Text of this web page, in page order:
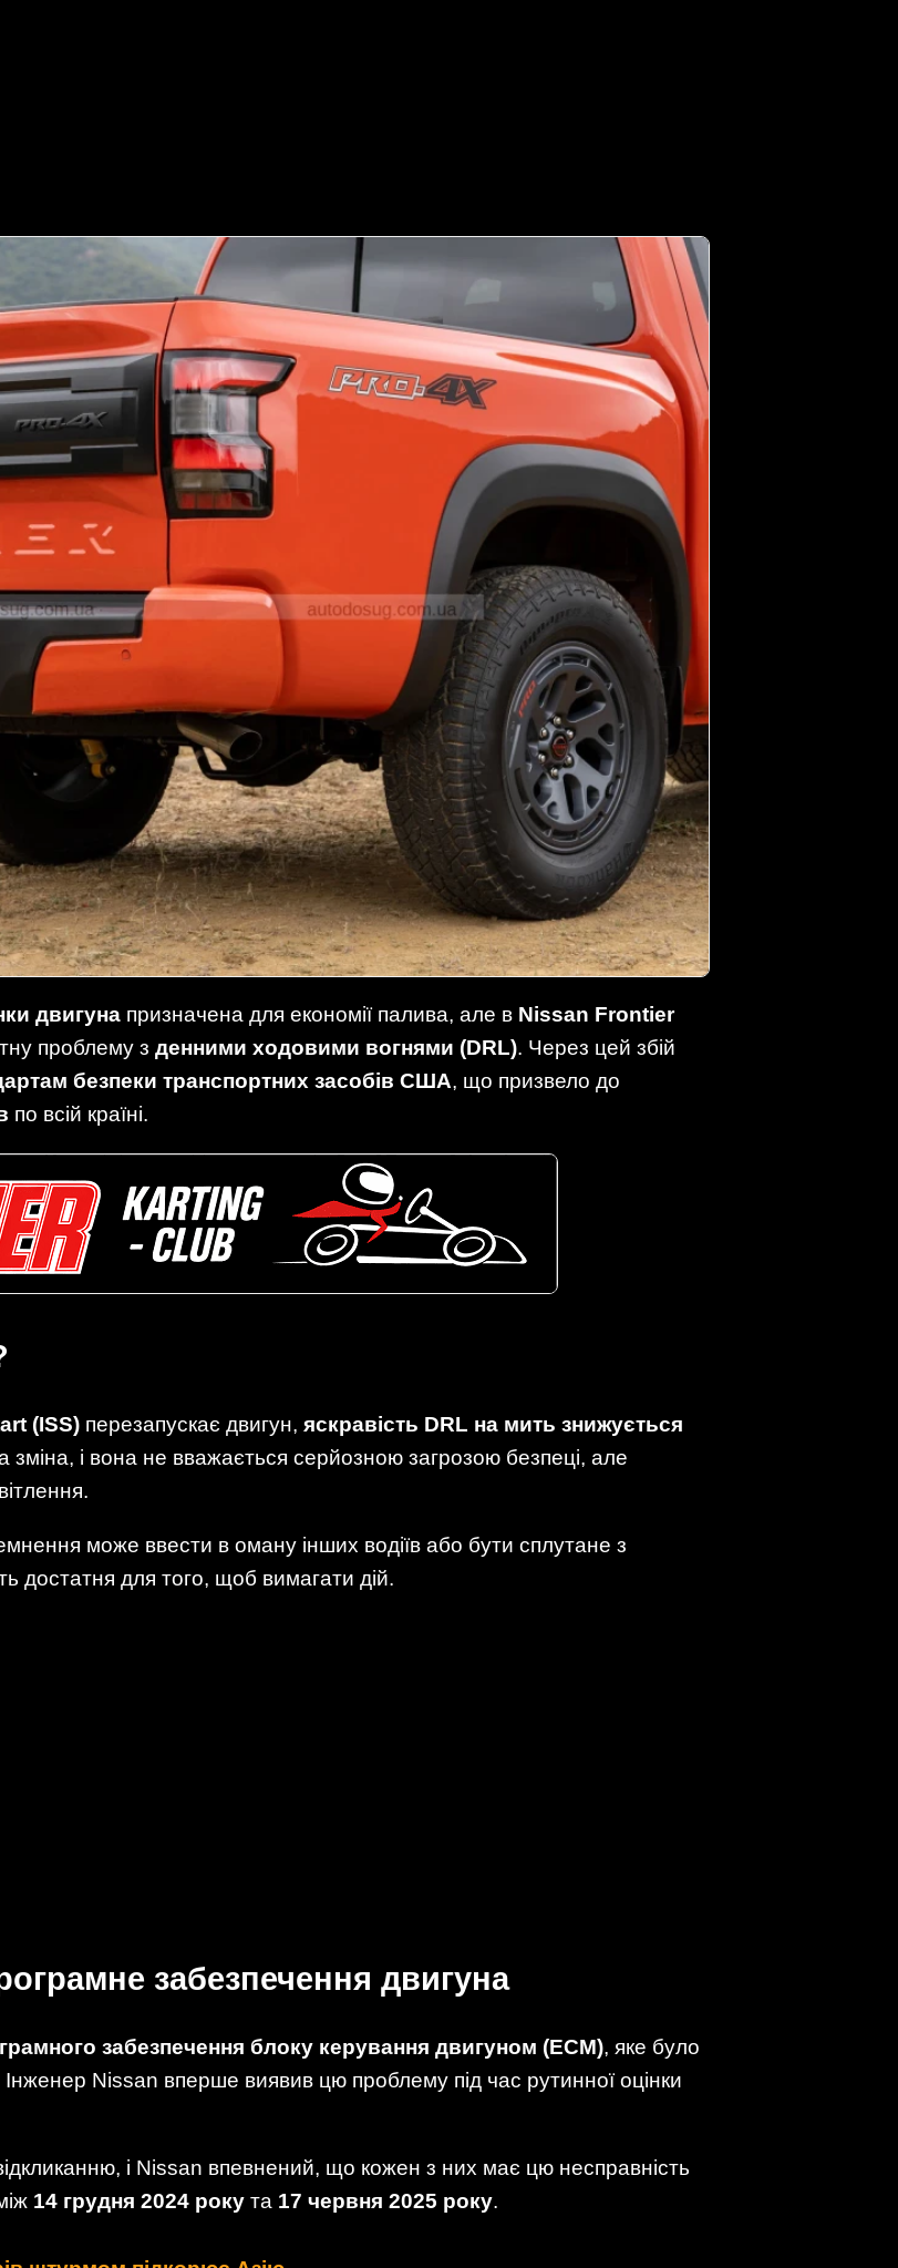
двигуна призначена для економії палива, але в Nissan Frontier
проблему з денними ходовими вогнями (DRL). Через цей збій
безпеки транспортних засобів США, що призвело до
по всій країні.
(ISS) перезапускає двигун, яскравість DRL на мить знижується
зміна, і вона не вважається серйозною загрозою безпеці, але
може ввести в оману інших водіїв або бути сплутане з
достатня для того, щоб вимагати дій.
забезпечення двигуна
забезпечення блоку керування двигуном (ECM), яке було
Інженер Nissan вперше виявив цю проблему під час рутинної оцінки
і Nissan впевнений, що кожен з них має цю несправність
14 грудня 2024 року та 17 червня 2025 року.